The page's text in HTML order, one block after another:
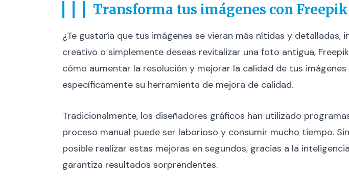
Transforma tus imágenes con
¿Te gustaría que tus imágenes se vieran más nítidas y
creativo o simplemente deseas revitalizar una foto antigua,
cómo aumentar la resolución y mejorar la calidad de tus
específicamente su herramienta de mejora de calidad.
Tradicionalmente, los diseñadores gráficos han utilizado
proceso manual puede ser laborioso y consumir mucho tiempo.
posible realizar estas mejoras en segundos, gracias a la
garantiza resultados sorprendentes.